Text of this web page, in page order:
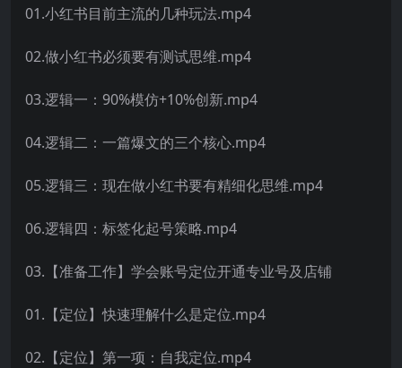
01.小红书目前主流的几种玩法.mp4
02.做小红书必须要有测试思维.mp4
03.逻辑一：90%模仿+10%创新.mp4
04.逻辑二：一篇爆文的三个核心.mp4
05.逻辑三：现在做小红书要有精细化思维.mp4
06.逻辑四：标签化起号策略.mp4
03.【准备工作】学会账号定位开通专业号及店铺
01.【定位】快速理解什么是定位.mp4
02.【定位】第一项：自我定位.mp4